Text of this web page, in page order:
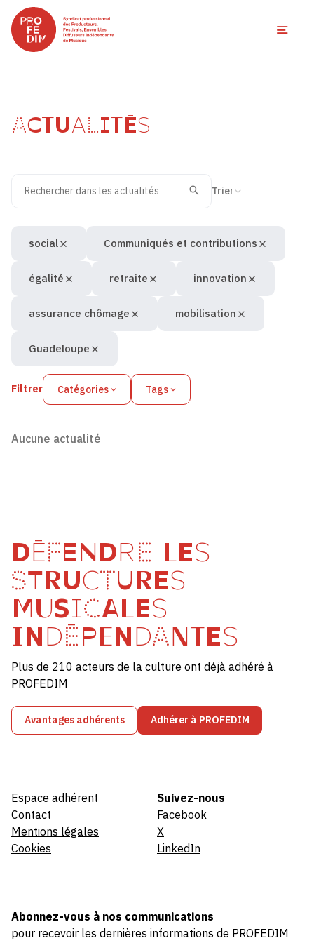
ACTUALITÉS
Recherche
Valider
Filtrer Catégories Tags
social Communiqués et contributions
égalité retraite innovation
assurance chômage mobilisation
Guadeloupe
Aucune actualité
DÉFENDRE LES
STRUCTURES
MUSICALES
INDÉPENDANTES
Plus de 210 acteurs de la culture ont déjà adhéré à
PROFEDIM
Avantages adhérents Adhérer à PROFEDIM
Espace adhérent
Contact
Mentions légales
Cookies
Suivez-nous
Facebook
X
LinkedIn
Abonnez-vous à nos communications
pour recevoir les dernières informations de PROFEDIM